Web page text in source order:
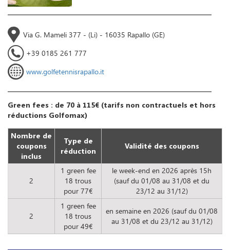
Via G. Mameli 377 - (Li) - 16035 Rapallo (GE)
+39 0185 261 777
www.golfetennisrapallo.it
Green fees : de 70 à 115€ (tarifs non contractuels et hors
réductions Golfomax)
Nombre de
coupons
inclus
Type de
réduction
Validité des coupons
2
1 green fee
18 trous
pour 77€
le week-end en 2026 après 15h
(sauf du 01/08 au 31/08 et du
23/12 au 31/12)
2
1 green fee
18 trous
pour 49€
en semaine en 2026 (sauf du 01/08
au 31/08 et du 23/12 au 31/12)